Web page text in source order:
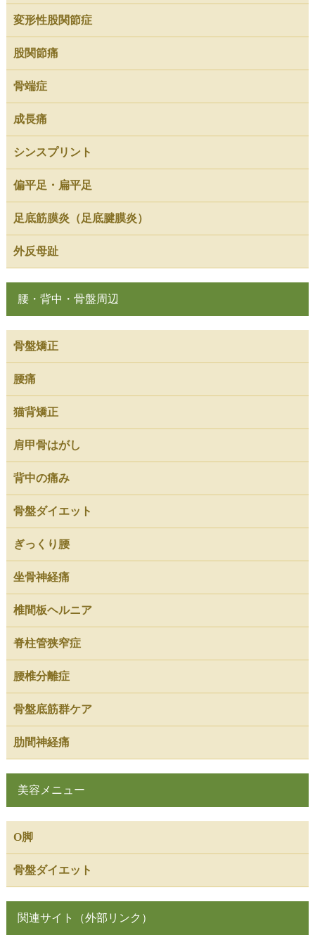
変形性股関節症
股関節痛
骨端症
成長痛
シンスプリント
偏平足・扁平足
足底筋膜炎（足底腱膜炎）
外反母趾
腰・背中・骨盤周辺
骨盤矯正
腰痛
猫背矯正
肩甲骨はがし
背中の痛み
骨盤ダイエット
ぎっくり腰
坐骨神経痛
椎間板ヘルニア
脊柱管狭窄症
腰椎分離症
骨盤底筋群ケア
肋間神経痛
美容メニュー
O脚
骨盤ダイエット
関連サイト（外部リンク）